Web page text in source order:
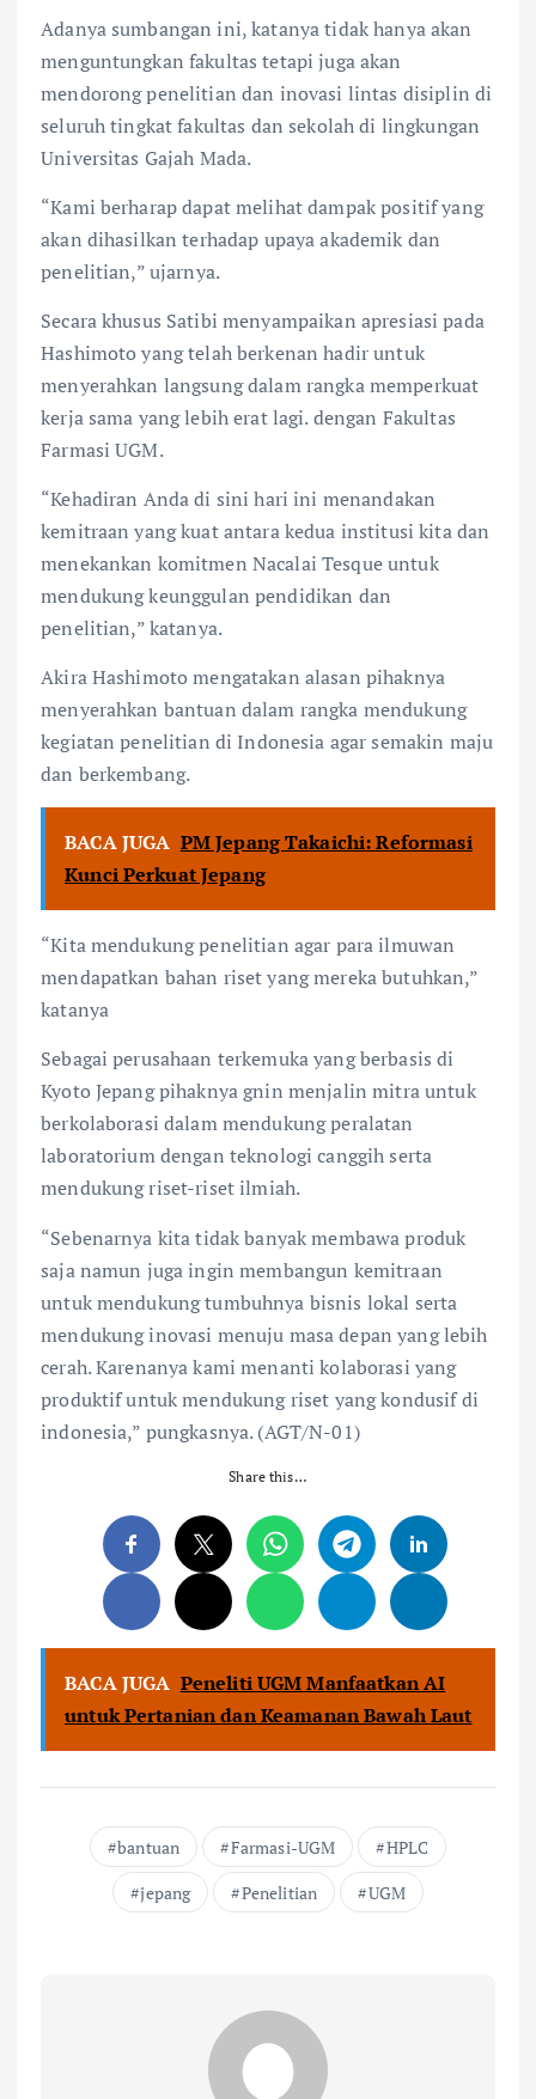
Adanya sumbangan ini, katanya tidak hanya akan
menguntungkan fakultas tetapi juga akan
mendorong penelitian dan inovasi lintas disiplin di
seluruh tingkat fakultas dan sekolah di lingkungan
Universitas Gajah Mada.
“Kami berharap dapat melihat dampak positif yang
akan dihasilkan terhadap upaya akademik dan
penelitian,” ujarnya.
Secara khusus Satibi menyampaikan apresiasi pada
Hashimoto yang telah berkenan hadir untuk
menyerahkan langsung dalam rangka memperkuat
kerja sama yang lebih erat lagi. dengan Fakultas
Farmasi UGM.
“Kehadiran Anda di sini hari ini menandakan
kemitraan yang kuat antara kedua institusi kita dan
menekankan komitmen Nacalai Tesque untuk
mendukung keunggulan pendidikan dan
penelitian,” katanya.
Akira Hashimoto mengatakan alasan pihaknya
menyerahkan bantuan dalam rangka mendukung
kegiatan penelitian di Indonesia agar semakin maju
dan berkembang.
BACA JUGA PM Jepang Takaichi: Reformasi
Kunci Perkuat Jepang
“Kita mendukung penelitian agar para ilmuwan
mendapatkan bahan riset yang mereka butuhkan,”
katanya
Sebagai perusahaan terkemuka yang berbasis di
Kyoto Jepang pihaknya gnin menjalin mitra untuk
berkolaborasi dalam mendukung peralatan
laboratorium dengan teknologi canggih serta
mendukung riset-riset ilmiah.
“Sebenarnya kita tidak banyak membawa produk
saja namun juga ingin membangun kemitraan
untuk mendukung tumbuhnya bisnis lokal serta
mendukung inovasi menuju masa depan yang lebih
cerah. Karenanya kami menanti kolaborasi yang
produktif untuk mendukung riset yang kondusif di
indonesia,” pungkasnya. (AGT/N-01)
Share this…
BACA JUGA Peneliti UGM Manfaatkan AI
untuk Pertanian dan Keamanan Bawah Laut
bantuan Farmasi-UGM
HPLC
jepang
Penelitian UGM